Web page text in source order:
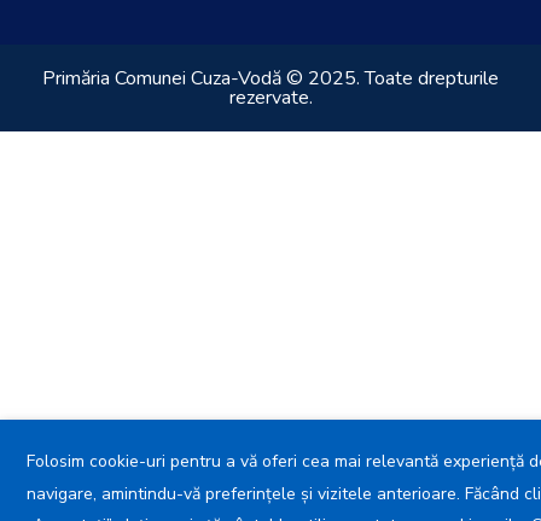
Primăria Comunei Cuza-Vodă © 2025. Toate drepturile
rezervate.
Folosim cookie-uri pentru a vă oferi cea mai relevantă experiență
navigare, amintindu-vă preferințele și vizitele anterioare. Făcând